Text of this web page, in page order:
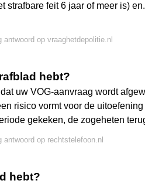
strafbare feit 6 jaar of meer is)
antwoord op vraaghetdepolitie.nl
hebt?
uw VOG-aanvraag wordt
risico vormt voor de
gekeken, de zogeheten
antwoord op rechtstelefoon.nl
hebt?